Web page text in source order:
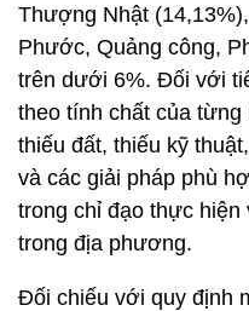
Thượng Nhật
Phước, Quảng công,
trên dưới 6%. Đối với
theo tính chất của từng
thiếu đất, thiếu kỹ
và các giải pháp phù
trong chỉ đạo thực
trong địa phương.
Đối chiếu với quy định